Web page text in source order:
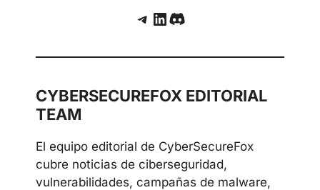
Telegram
LinkedIn
Discord
CYBERSECUREFOX EDITORIAL
TEAM
El equipo editorial de CyberSecureFox
cubre noticias de ciberseguridad,
vulnerabilidades, campañas de malware,